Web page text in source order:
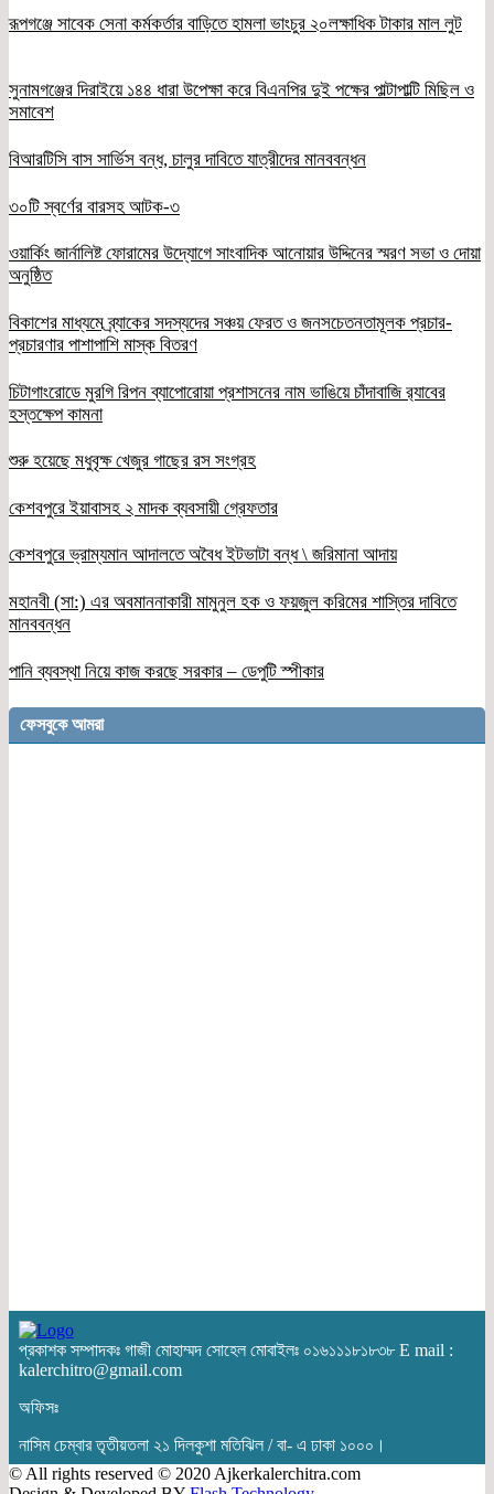
রূপগঞ্জে সাবেক সেনা কর্মকর্তার বাড়িতে হামলা ভাংচুর ২০লক্ষাধিক টাকার মাল লুট
সুনামগঞ্জের দিরাইয়ে ১৪৪ ধারা উপেক্ষা করে বিএনপির দুই পক্ষের পাল্টাপাল্টি মিছিল ও
সমাবেশ
বিআরটিসি বাস সার্ভিস বন্ধ, চালুর দাবিতে যাত্রীদের মানববন্ধন
৩০টি স্বর্ণের বারসহ আটক-৩
ওয়ার্কিং জার্নালিষ্ট ফোরামের উদ্যোগে সাংবাদিক আনোয়ার উদ্দিনের স্মরণ সভা ও দোয়া
অনুষ্ঠিত
বিকাশের মাধ্যমে ব্র্যাকের সদস্যদের সঞ্চয় ফেরত ও জনসচেতনতামূলক প্রচার-
প্রচারণার পাশাপাশি মাস্ক বিতরণ
চিটাগাংরোডে মুরগি রিপন ব্যাপোরোয়া প্রশাসনের নাম ভাঙিয়ে চাঁদাবাজি র‌্যাবের
হস্তক্ষেপ কামনা
শুরু হয়েছে মধুবৃক্ষ খেজুর গাছের রস সংগ্রহ
কেশবপুরে ইয়াবাসহ ২ মাদক ব্যবসায়ী গ্রেফতার
কেশবপুরে ভ্রাম্যমান আদালতে অবৈধ ইটভাটা বন্ধ \ জরিমানা আদায়
মহানবী (সা:) এর অবমাননাকারী মামুনুল হক ও ফয়জুল করিমের শাস্তির দাবিতে
মানববন্ধন
পানি ব্যবস্থা নিয়ে কাজ করছে সরকার – ডেপুটি স্পীকার
ফেসবুকে আমরা
প্রকাশক সম্পাদকঃ গাজী মোহাম্মদ সোহেল মোবাইলঃ ০১৬১১১৮১৮৩৮ E mail :
kalerchitro@gmail.com
অফিসঃ
নাসিম চেম্বার তৃতীয়তলা ২১ দিলকুশা মতিঝিল / বা- এ ঢাকা ১০০০।
© All rights reserved © 2020 Ajkerkalerchitra.com